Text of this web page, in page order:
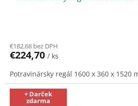
€182,68 bez DPH
€224,70 / ks
Potravinársky regál 1600 x 360 x 1520
+ Darček
zdarma